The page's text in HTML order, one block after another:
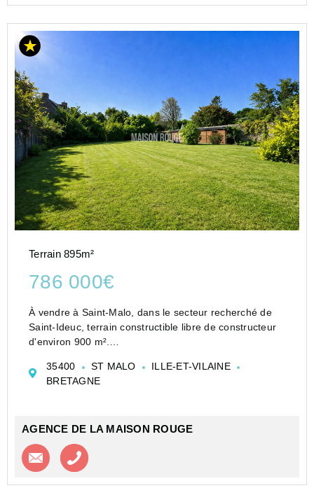
Terrain 895m²
786 000€
À vendre à Saint-Malo, dans le secteur recherché de
Saint-Ideuc, terrain constructible libre de constructeur
d'environ 900 m².
particulièrement apprécié pour sa qualité de vie :
environnement rési...
35400 ST MALO
ILLE-ET-VILAINE
BRETAGNE
AGENCE DE LA MAISON ROUGE
Contacter l'agence